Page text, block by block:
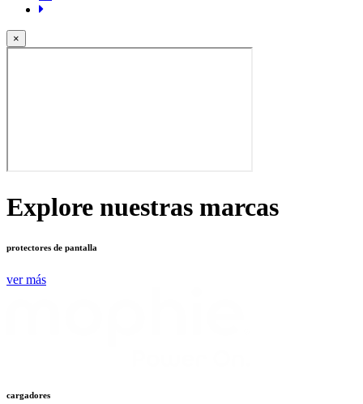
×
Explore nuestras marcas
protectores de pantalla
ver más
cargadores